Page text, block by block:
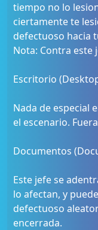
tiempo no lo
ciertamente te
defectuoso hacia
Nota: Contra este
Escritorio
Nada de especial
el escenario.
Documentos
Este jefe se
lo afectan, y
defectuoso
encerrada.